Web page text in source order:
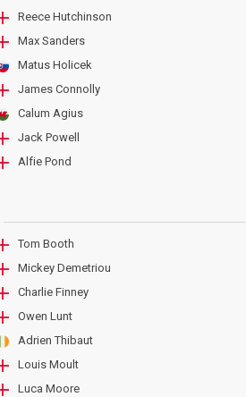
Reece Hutchinson
Max Sanders
Matus Holicek
James Connolly
Calum Agius
Jack Powell
Alfie Pond
Tom Booth
Mickey Demetriou
Charlie Finney
Owen Lunt
Adrien Thibaut
Louis Moult
Luca Moore